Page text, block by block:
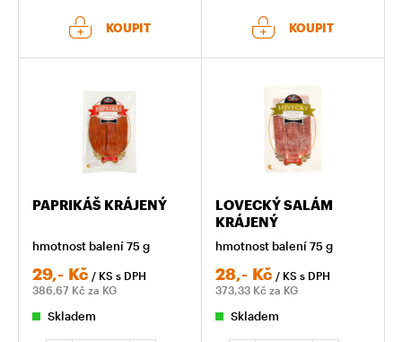
KOUPIT KOUPIT
PAPRIKÁŠ KRÁJENÝ
hmotnost balení 75 g
29,- Kč / KS s DPH
386,67 Kč za KG
Skladem
LOVECKÝ SALÁM
KRÁJENÝ
hmotnost balení 75 g
28,- Kč / KS s DPH
373,33 Kč za KG
Skladem